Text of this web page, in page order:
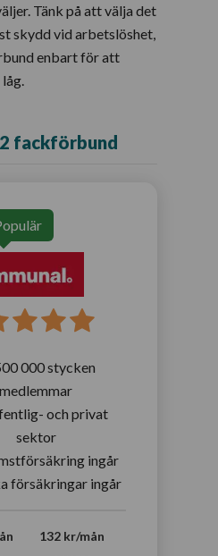
Tänk på att välja det
skydd vid arbetslöshet,
enbart för att
fackförbund
000 stycken
medlemmar
och privat
sektor
ingår
försäkringar ingår
132 kr/mån